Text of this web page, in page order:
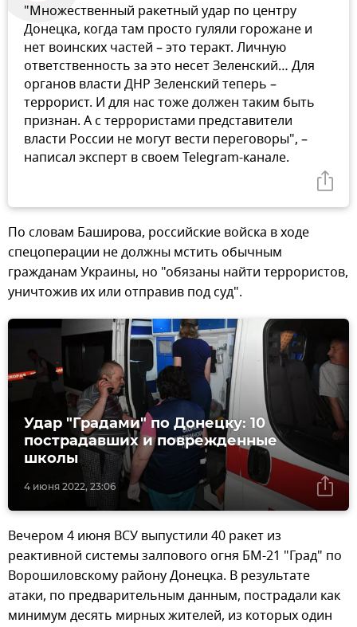
"Множественный ракетный удар по центру
Донецка, когда там просто гуляли горожане и
нет воинских частей – это теракт. Личную
ответственность за это несет Зеленский… Для
органов власти ДНР Зеленский теперь –
террорист. И для нас тоже должен таким быть
признан. А с террористами представители
власти России не могут вести переговоры", –
написал эксперт в своем Telegram-канале.
По словам Баширова, российские войска в ходе
спецоперации не должны мстить обычным
гражданам Украины, но "обязаны найти террористов,
уничтожив их или отправив под суд".
4 июня 2022, 23:06
Удар "Градами" по Донецку: 10
пострадавших и поврежденные
школы
Вечером 4 июня ВСУ выпустили 40 ракет из
реактивной системы залпового огня БМ-21 "Град" по
Ворошиловскому району Донецка. В результате
атаки, по предварительным данным, пострадали как
минимум десять мирных жителей, из которых один